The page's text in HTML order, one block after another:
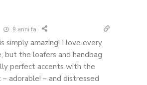
9 anni fa
simply amazing! I love every
but the loafers and handbag
perfect accents with the
– adorable! – and distressed